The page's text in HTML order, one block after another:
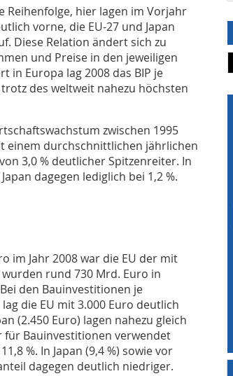
Reihenfolge, hier lagen im Vorjahr
vorne, die EU-27 und Japan
Diese Relation ändert sich zu
und Preise in den jeweiligen
in Europa lag 2008 das BIP je
des weltweit nahezu höchsten
zwischen 1995
einem durchschnittlichen jährlichen
3,0 % deutlicher Spitzenreiter. In
dagegen lediglich bei 1,2 %.
im Jahr 2008 war die EU der mit
rund 730 Mrd. Euro in
den Bauinvestitionen je
die EU mit 3.000 Euro deutlich
(2.450 Euro) lagen nahezu gleich
Bauinvestitionen verwendet
%. In Japan (9,4 %) sowie vor
dagegen deutlich niedriger.